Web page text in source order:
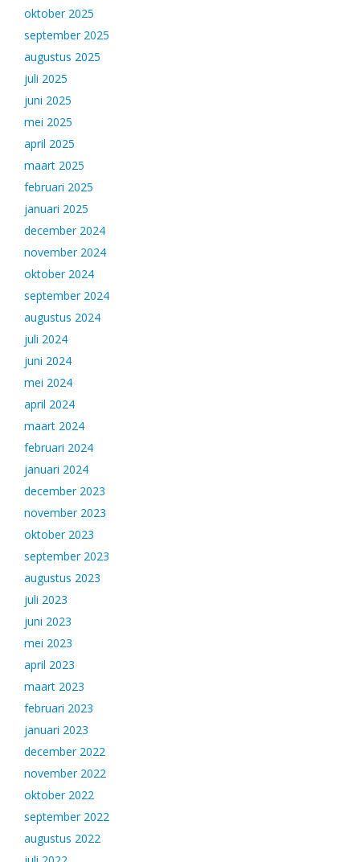
oktober 2025
september 2025
augustus 2025
juli 2025
juni 2025
mei 2025
april 2025
maart 2025
februari 2025
januari 2025
december 2024
november 2024
oktober 2024
september 2024
augustus 2024
juli 2024
juni 2024
mei 2024
april 2024
maart 2024
februari 2024
januari 2024
december 2023
november 2023
oktober 2023
september 2023
augustus 2023
juli 2023
juni 2023
mei 2023
april 2023
maart 2023
februari 2023
januari 2023
december 2022
november 2022
oktober 2022
september 2022
augustus 2022